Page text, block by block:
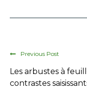
Previous Post
Les arbustes à
contrastes